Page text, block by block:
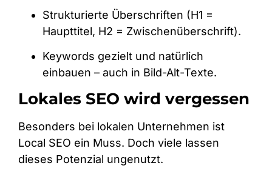
Strukturierte Überschriften (H1 =
Haupttitel, H2 = Zwischenüberschrift).
Keywords gezielt und natürlich
einbauen – auch in Bild-Alt-Texte.
Lokales SEO wird vergessen
Besonders bei lokalen Unternehmen ist
Local SEO ein Muss. Doch viele lassen
dieses Potenzial ungenutzt.